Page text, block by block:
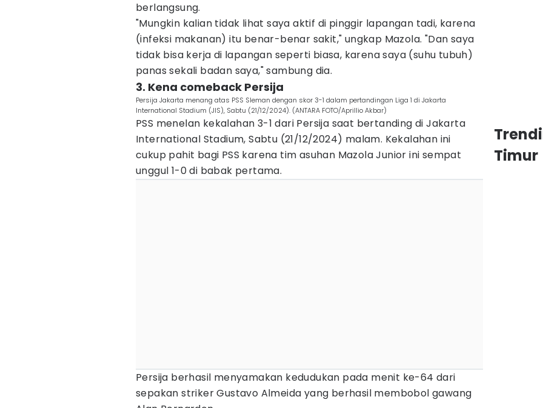
berlangsung.
"Mungkin kalian tidak lihat saya aktif di pinggir lapangan tadi, karena
(infeksi makanan) itu benar-benar sakit," ungkap Mazola. "Dan saya
tidak bisa kerja di lapangan seperti biasa, karena saya (suhu tubuh)
panas sekali badan saya," sambung dia.
3. Kena comeback Persija
Persija Jakarta menang atas PSS Sleman dengan skor 3-1 dalam pertandingan Liga 1 di Jakarta
International Stadium (JIS), Sabtu (21/12/2024). (ANTARA FOTO/Aprillio Akbar)
PSS menelan kekalahan 3-1 dari Persija saat bertanding di Jakarta
International Stadium, Sabtu (21/12/2024) malam. Kekalahan ini
cukup pahit bagi PSS karena tim asuhan Mazola Junior ini sempat
unggul 1-0 di babak pertama.
Persija berhasil menyamakan kedudukan pada menit ke-64 dari
sepakan striker Gustavo Almeida yang berhasil membobol gawang
Timur